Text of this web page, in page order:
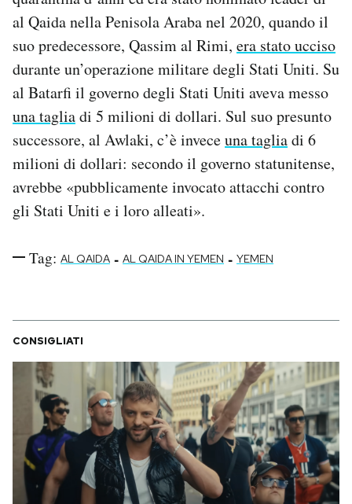
al Qaida nella Penisola Araba nel 2020, quando il
suo predecessore, Qassim al Rimi, era stato ucciso
durante un’operazione militare degli Stati Uniti. Su
al Batarfi il governo degli Stati Uniti aveva messo
una tagliadi 5 milioni di dollari. Sul suo presunto
successore, al Awlaki, c’è inveceuna tagliadi 6
milioni di dollari: secondo il governo statunitense,
avrebbe «pubblicamente invocato attacchi contro
gli Stati Uniti e i loro alleati».
Tag: AL QAIDA - AL QAIDA IN YEMEN - YEMEN
CONSIGLIATI